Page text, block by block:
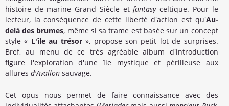
histoire de marine Grand Siècle etfantasyceltique. Pour le
lecteur, la conséquence de cette liberté d'action est qu'Au-
delà des brumes, même si sa trame est basée sur un concept
style « L'île au trésor», propose son petit lot de surprises.
Bref, au menu de ce très agréable album d'introduction
figure l'exploration d'une île mystique et périlleuse aux
allures d'Avallon sauvage.
Cet opus nous permet de faire connaissance avec des